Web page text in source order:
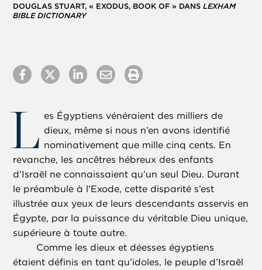
DOUGLAS STUART, « EXODUS, BOOK OF » DANSLEXHAM
BIBLE DICTIONARY
L es Égyptiens vénéraient des milliers de
dieux, même si nous n’en avons identifié
nominativement que mille cinq cents. En
revanche, les ancêtres hébreux des enfants
d’Israël ne connaissaient qu’un seul Dieu. Durant
le préambule à l’Exode, cette disparité s’est
illustrée aux yeux de leurs descendants asservis en
Égypte, par la puissance du véritable Dieu unique,
supérieure à toute autre.
Comme les dieux et déesses égyptiens
étaient définis en tant qu’idoles, le peuple d’Israël